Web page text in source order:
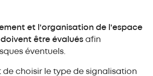
et l'organisation de l'espace
être évalués afin
éventuels.
de choisir le type de signalisation